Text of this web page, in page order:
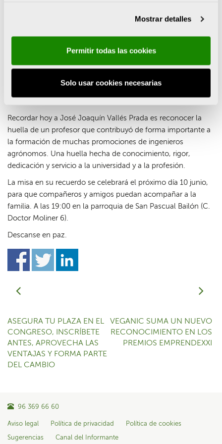
Mostrar detalles
Permitir todas las cookies
Solo usar cookies necesarias
impartió cursos para profesionales sobre construcciones
responsabilidades académicas en la Universitat Politècnica de
València, como subdirector de la Escuela Técnica Superior de
Recordar hoy a José Joaquín Vallés Prada es reconocer la
huella de un profesor que contribuyó de forma importante a
la formación de muchas promociones de ingenieros
agrónomos. Una huella hecha de conocimiento, rigor,
dedicación y servicio a la universidad y a la profesión.
La misa en su recuerdo se celebrará el próximo día 10 junio,
para que compañeros y amigos puedan acompañar a la
familia. A las 19:00 en la parroquia de San Pascual Bailón (C.
Doctor Moliner 6).
Descanse en paz.
ASEGURA TU PLAZA EN EL
CONGRESO, INSCRÍBETE
ANTES, APROVECHA LAS
VENTAJAS Y FORMA PARTE
DEL CAMBIO
VEGANIC SUMA UN NUEVO
RECONOCIMIENTO EN LOS
PREMIOS EMPRENDEXXI
96 369 66 60
Aviso legal Política de privacidad Política de cookies
Sugerencias Canal del Informante